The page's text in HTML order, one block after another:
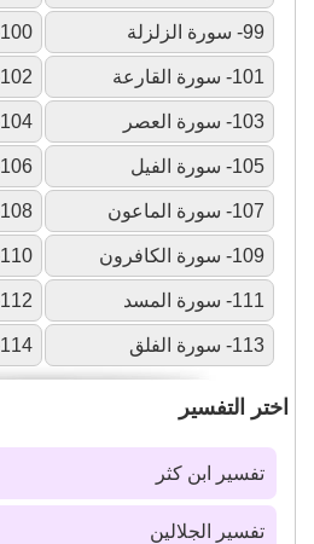
99- سورة الزلزلة 100- سورة العاديات
101- سورة القارعة 102- سورة التكاثر
103- سورة العصر 104- سورة الهمزة
105- سورة الفيل 106- سورة قريش
107- سورة الماعون 108- سورة الكوثر
109- سورة الكافرون 110- سورة النصر
111- سورة المسد 112- سورة الإخلاص
113- سورة الفلق 114- سورة الناس
اختر التفسير
تفسير ابن كثر
تفسير الجلالين